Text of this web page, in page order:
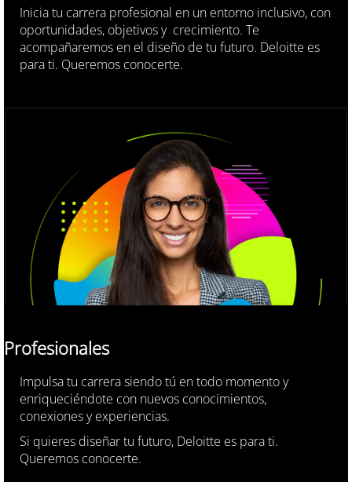
Inicia tu carrera profesional en un entorno inclusivo, con
oportunidades, objetivos y crecimiento. Te
acompañaremos en el diseño de tu futuro. Deloitte es
para ti. Queremos conocerte.
Profesionales
Impulsa tu carrera siendo tú en todo momento y
enriqueciéndote con nuevos conocimientos,
conexiones y experiencias.
Si quieres diseñar tu futuro, Deloitte es para ti.
Queremos conocerte.